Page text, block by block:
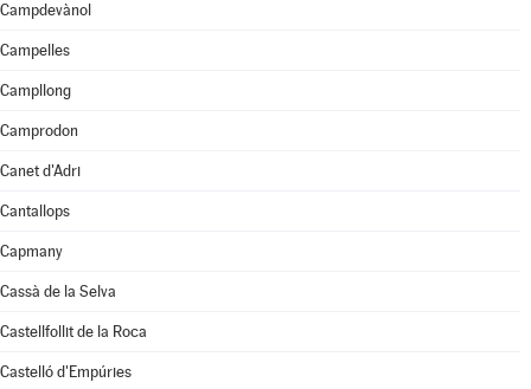
Campdevànol
Campelles
Campllong
Camprodon
Canet d'Adri
Cantallops
Capmany
Cassà de la Selva
Castellfollit de la Roca
Castelló d'Empúries